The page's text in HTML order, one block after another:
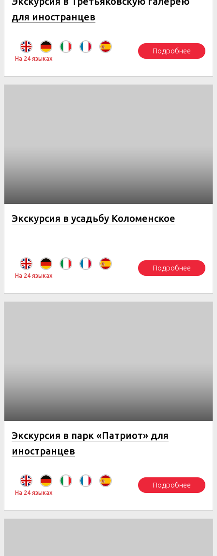
для иностранцев
На 24 языках
Подробнее
Экскурсия в усадьбу Коломенское
На 24 языках
Подробнее
Экскурсия в парк «Патриот» для
иностранцев
На 24 языках
Подробнее